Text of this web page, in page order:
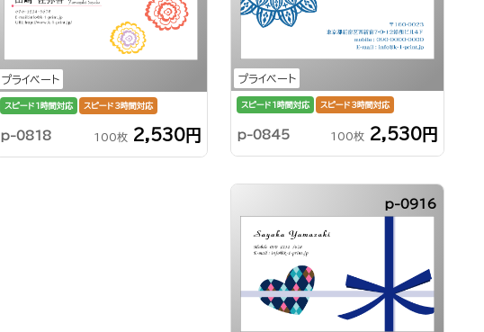
プライベート
スピード1時間対応 スピード3時間対応
p-0818 100枚 2,530円
プライベート
スピード1時間対応 スピード3時間対応
p-0845 100枚 2,530円
p-0916